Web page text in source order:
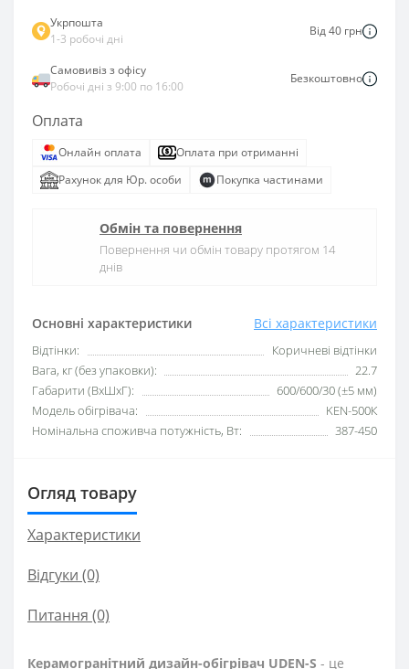
Основні характеристики Всі характеристики
Відтінки:
Коричневі відтінки
Вага, кг (без упаковки):
22.7
Габарити (ВхШхГ):
600/600/30 (±5 мм)
Модель обігрівача:
KEN-500К
Номінальна споживча потужність, Вт:
387-450
Укрпошта
1-3 робочі дні
Від 40 грн
Самовивіз з офісу
Робочі дні з 9:00 по 16:00
Безкоштовно
Оплата
Онлайн оплата
Оплата при отриманні
Рахунок для Юр. особи
Покупка частинами
Обмін та повернення
Повернення чи обмін товару протягом 14
днів
Огляд товару
Характеристики
Відгуки (0)
Питання (0)
Керамогранітний дизайн-обігрівач UDEN-S - це